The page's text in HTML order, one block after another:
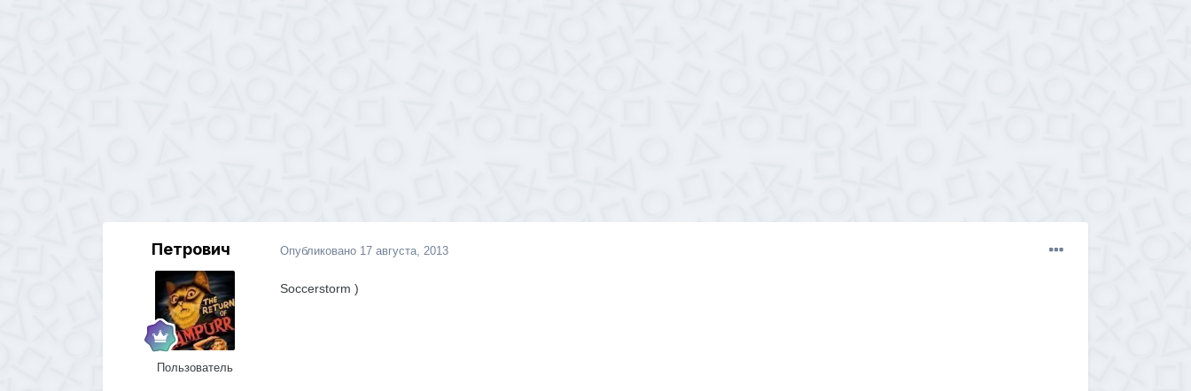
Петрович
Пользователь
Опубликовано 17 августа, 2013
Soccerstorm )